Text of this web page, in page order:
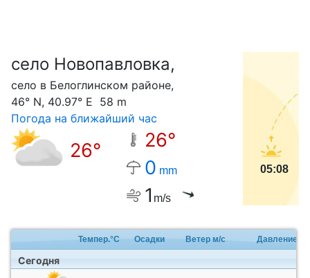
село Новопавловка,
село в Белоглинском районе,
46° N, 40.97° E 58 m
Погода на ближайший час
26°
26°
0 mm
1 m/s
05:08
Темпер.°C Осадки Ветер м/с Давление
Сегодня